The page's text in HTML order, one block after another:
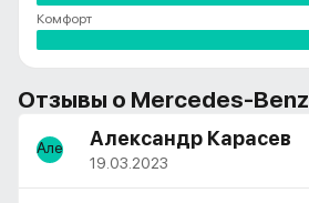
Комфорт
Отзывы о Mercedes-Benz
Александр Карасев
19.03.2023